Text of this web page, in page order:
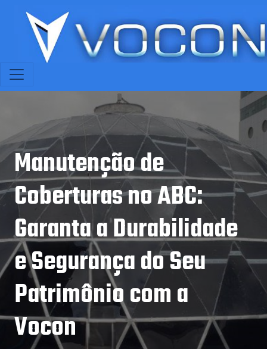
Manutenção de
Coberturas no ABC:
Garanta a Durabilidade
e Segurança do Seu
Patrimônio com a
Vocon